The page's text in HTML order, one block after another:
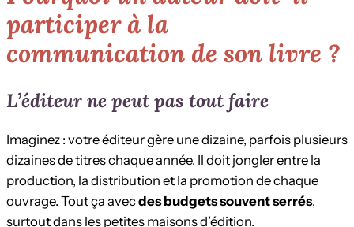
participer à la
communication de son livre ?
L’éditeur ne peut pas tout faire
Imaginez : votre éditeur gère une dizaine, parfois plusieurs
dizaines de titres chaque année. Il doit jongler entre la
production, la distribution et la promotion de chaque
ouvrage. Tout ça avecdes budgets souvent serrés,
surtout dans les petites maisons d’édition.